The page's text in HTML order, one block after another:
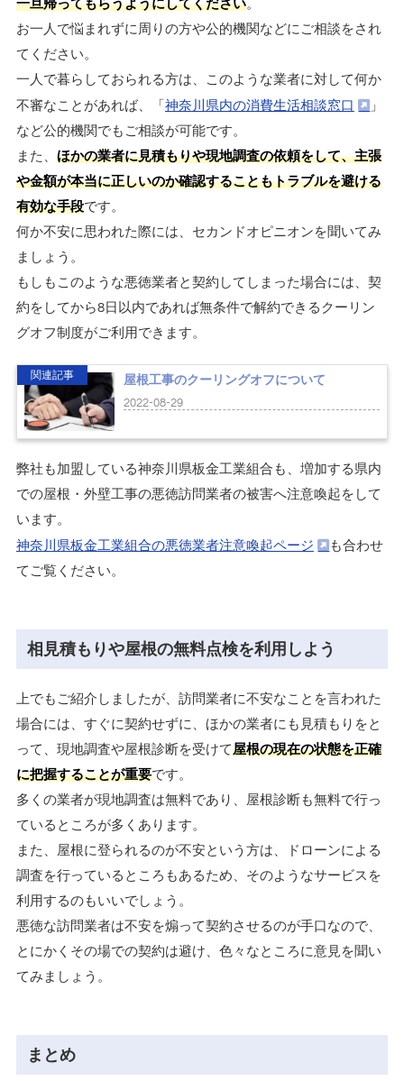
一旦帰ってもらうようにしてください。
お一人で悩まれずに周りの方や公的機関などにご相談をされ
てください。
一人で暮らしておられる方は、このような業者に対して何か
不審なことがあれば、「 神奈川県内の消費生活相談窓口
」
など公的機関でもご相談が可能です。
また、 ほかの業者に見積もりや現地調査の依頼をして、主張
や金額が本当に正しいのか確認することもトラブルを避ける
有効な手段です。
何か不安に思われた際には、セカンドオピニオンを聞いてみ
ましょう。
もしもこのような悪徳業者と契約してしまった場合には、契
約をしてから8日以内であれば無条件で解約できるクーリン
グオフ制度がご利用できます。
関連記事
屋根工事のクーリングオフについて
2022-08-29
弊社も加盟している神奈川県板金工業組合も、増加する県内
での屋根・外壁工事の悪徳訪問業者の被害へ注意喚起をして
います。
神奈川県板金工業組合の悪徳業者注意喚起ページ
も合わせ
てご覧ください。
相見積もりや屋根の無料点検を利用しよう
上でもご紹介しましたが、訪問業者に不安なことを言われた
場合には、すぐに契約せずに、ほかの業者にも見積もりをと
って、現地調査や屋根診断を受けて屋根の現在の状態を正確
に把握することが重要です。
多くの業者が現地調査は無料であり、屋根診断も無料で行っ
ているところが多くあります。
また、屋根に登られるのが不安という方は、ドローンによる
調査を行っているところもあるため、そのようなサービスを
利用するのもいいでしょう。
悪徳な訪問業者は不安を煽って契約させるのが手口なので、
とにかくその場での契約は避け、色々なところに意見を聞い
てみましょう。
まとめ